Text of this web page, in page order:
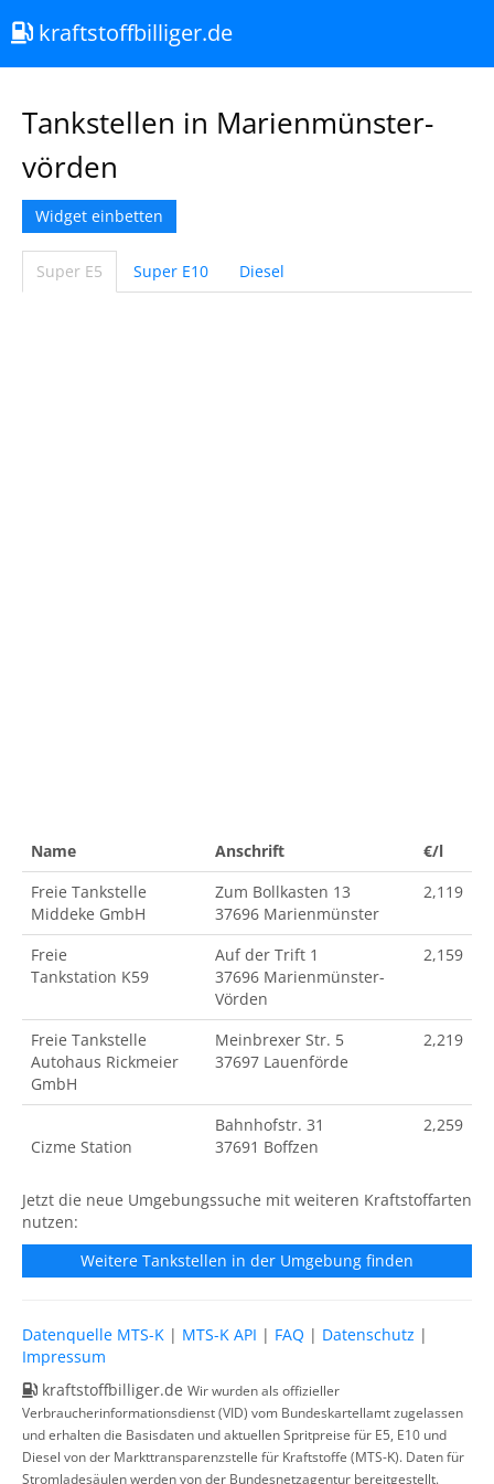
kraftstoffbilliger.de
Tankstellen in Marienmünster-
vörden
Widget einbetten
Super E5 Super E10 Diesel
Name Anschrift
€/l
Freie Tankstelle
Middeke GmbH
Zum Bollkasten 13
37696 Marienmünster
2,119
Freie
Tankstation K59
Auf der Trift 1
37696 Marienmünster-
Vörden
2,159
Freie Tankstelle
Autohaus Rickmeier
GmbH
Meinbrexer Str. 5
37697 Lauenförde
2,219
Cizme Station
Bahnhofstr. 31
37691 Boffzen
2,259
Jetzt die neue Umgebungssuche mit weiteren Kraftstoffarten
nutzen:
Weitere Tankstellen in der Umgebung finden
Datenquelle MTS-K | MTS-K API | FAQ | Datenschutz |
Impressum
kraftstoffbilliger.de Wir wurden als offizieller
Verbraucherinformationsdienst (VID) vom Bundeskartellamt zugelassen
und erhalten die Basisdaten und aktuellen Spritpreise für E5, E10 und
Diesel von der Markttransparenzstelle für Kraftstoffe (MTS-K). Daten für
Stromladesäulen werden von der Bundesnetzagentur bereitgestellt.